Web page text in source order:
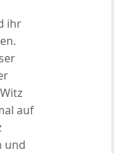
ihr
auf
und